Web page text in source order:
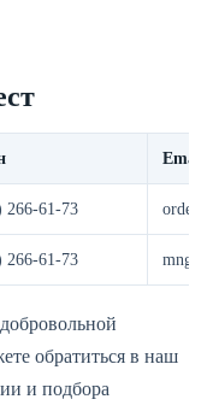
Email
266-61-73
266-61-73
обратиться в наш
и подбора